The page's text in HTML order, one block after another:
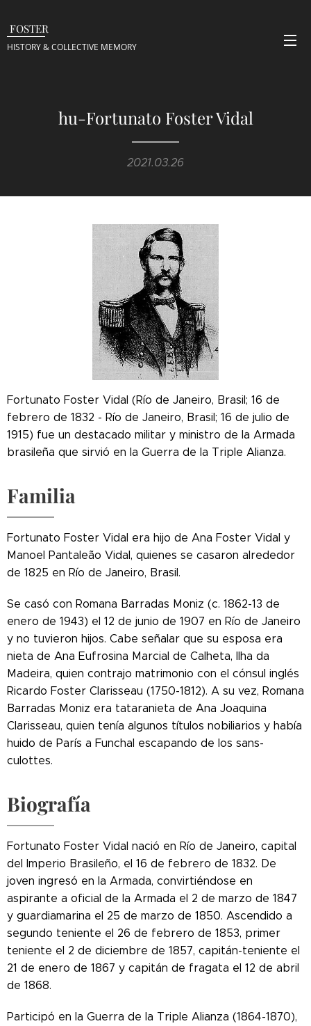
FOSTER
HISTORY & COLLECTIVE MEMORY
hu-Fortunato Foster Vidal
2021.03.26
Fortunato Foster Vidal (Río de Janeiro, Brasil; 16 de
febrero de 1832 - Río de Janeiro, Brasil; 16 de julio de
1915) fue un destacado militar y ministro de la Armada
brasileña que sirvió en la Guerra de la Triple Alianza.
Familia
Fortunato Foster Vidal era hijo de Ana Foster Vidal y
Manoel Pantaleão Vidal, quienes se casaron alrededor
de 1825 en Río de Janeiro, Brasil.
Se casó con Romana Barradas Moniz (c. 1862-13 de
enero de 1943) el 12 de junio de 1907 en Río de Janeiro
y no tuvieron hijos. Cabe señalar que su esposa era
nieta de Ana Eufrosina Marcial de Calheta, Ilha da
Madeira, quien contrajo matrimonio con el cónsul inglés
Ricardo Foster Clarisseau (1750-1812). A su vez, Romana
Barradas Moniz era tataranieta de Ana Joaquina
Clarisseau, quien tenía algunos títulos nobiliarios y había
huido de París a Funchal escapando de los sans-
culottes.
Biografía
Fortunato Foster Vidal nació en Río de Janeiro, capital
del Imperio Brasileño, el 16 de febrero de 1832. De
joven ingresó en la Armada, convirtiéndose en
aspirante a oficial de la Armada el 2 de marzo de 1847
y guardiamarina el 25 de marzo de 1850. Ascendido a
segundo teniente el 26 de febrero de 1853, primer
teniente el 2 de diciembre de 1857, capitán-teniente el
21 de enero de 1867 y capitán de fragata el 12 de abril
de 1868.
Participó en la Guerra de la Triple Alianza (1864-1870),